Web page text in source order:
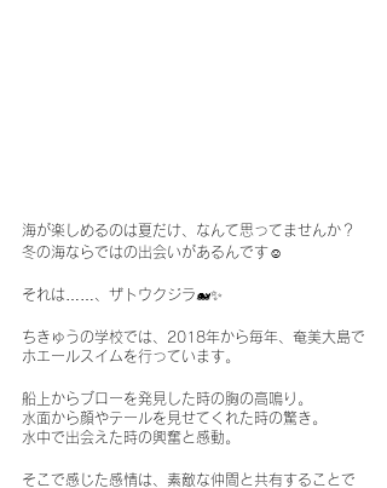
海が楽しめるのは夏だけ、なんて思ってませんか？
冬の海ならではの出会いがあるんです☺️
それは……、ザトウクジラ🐋✨
ちきゅうの学校では、2018年から毎年、奄美大島で
ホエールスイムを行っています。
船上からブローを発見した時の胸の高鳴り。
水面から顔やテールを見せてくれた時の驚き。
水中で出会えた時の興奮と感動。
そこで感じた感情は、素敵な仲間と共有することで